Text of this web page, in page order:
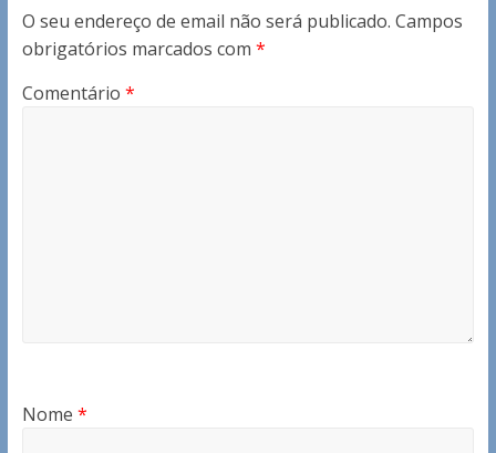
O seu endereço de email não será publicado. Campos
obrigatórios marcados com *
Comentário *
Nome *